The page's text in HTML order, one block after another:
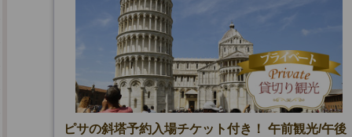
ピサの斜塔予約入場チケット付き！ 午前観光/午後